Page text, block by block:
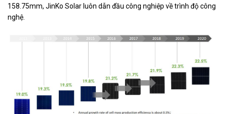
158.75mm, JinKo Solar luôn dẫn đầu công nghiệp về trình độ công
nghệ.